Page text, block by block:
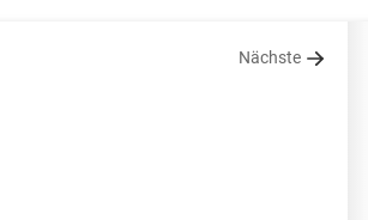
Nächste